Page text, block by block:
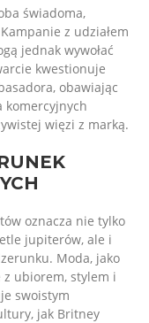
świadoma,
z udziałem
jednak wywołać
kwestionuje
obawiając
komercyjnych
więzi z marką.
oznacza nie tylko
jupiterów, ale i
Moda, jako
ubiorem, stylem i
swoistym
jak Britney